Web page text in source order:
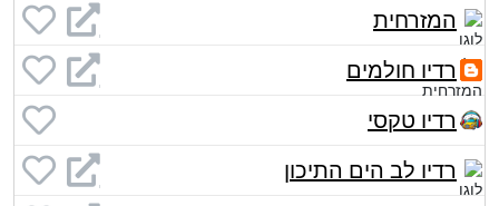
המזרחית
רדיו חולמים
רדיו טקסי
רדיו לב הים התיכון